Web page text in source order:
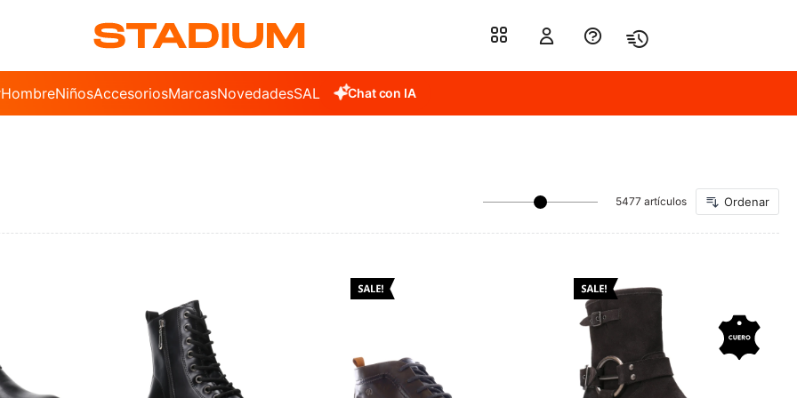
HombreNiñosAccesoriosMarcasNovedadesSALE Chat con IA
5477 artículos